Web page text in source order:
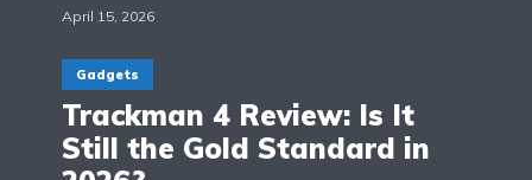
April 15, 2026
Gadgets
Trackman 4 Review: Is It
Still the Gold Standard in